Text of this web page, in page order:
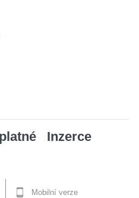
Inzerce
Mobilní verze